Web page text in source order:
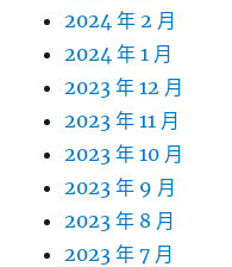
2024 年 2 月
2024 年 1 月
2023 年 12 月
2023 年 11 月
2023 年 10 月
2023 年 9 月
2023 年 8 月
2023 年 7 月